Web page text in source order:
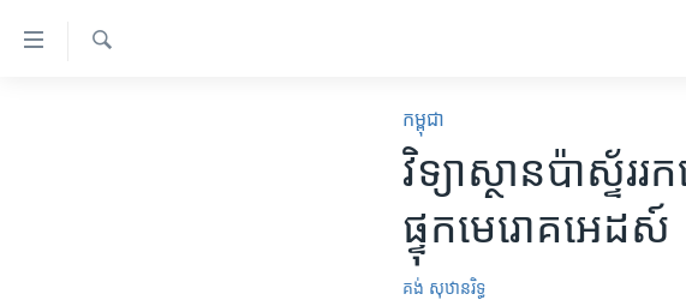
ទៅ​
កម្ពុជា
វិទ្យាស្ថាន​ប៉ាស្ទ័
ផ្ទុក​មេរោគ​អេដស៍
គង់ សុឋានរិទ្ធ